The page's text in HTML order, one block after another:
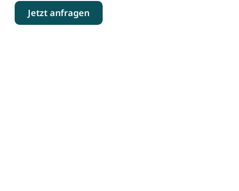
Jetzt anfragen